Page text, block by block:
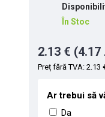
În Stoc
2.13 € (4.17
Preț fără TVA: 2.13
Ar trebui să
Da